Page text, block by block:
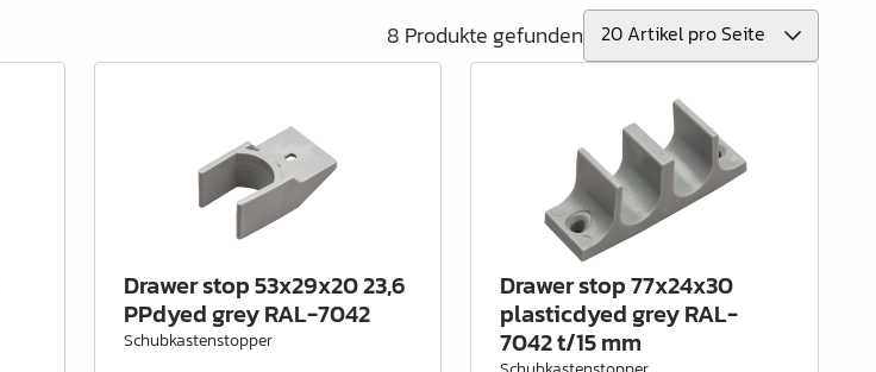
8 Produkte gefunden
Drawer stop 53x29x20 23,6
PPdyed grey RAL-7042
Schubkastenstopper
Drawer stop 77x24x30
plasticdyed grey RAL-
7042 t/15 mm